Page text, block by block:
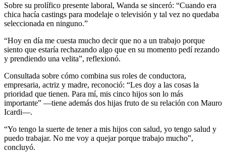
Sobre su prolífico presente laboral, Wanda se sinceró: “Cuando era
chica hacía castings para modelaje o televisión y tal vez no quedaba
seleccionada en ninguno.”
“Hoy en día me cuesta mucho decir que no a un trabajo porque
siento que estaría rechazando algo que en su momento pedí rezando
y prendiendo una velita”, reflexionó.
Consultada sobre cómo combina sus roles de conductora,
empresaria, actriz y madre, reconoció: “Les doy a las cosas la
prioridad que tienen. Para mí, mis cinco hijos son lo más
importante” —tiene además dos hijas fruto de su relación con Mauro
Icardi—.
“Yo tengo la suerte de tener a mis hijos con salud, yo tengo salud y
puedo trabajar. No me voy a quejar porque trabajo mucho”,
concluyó.